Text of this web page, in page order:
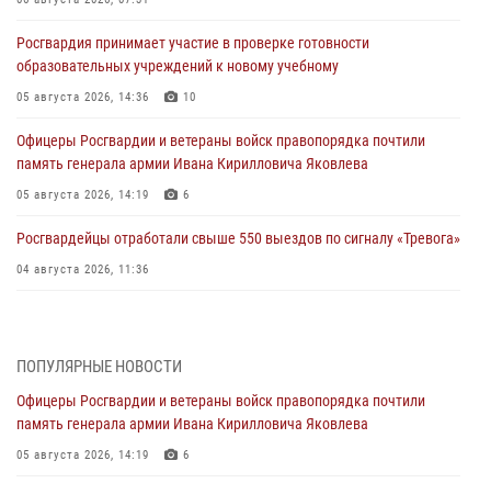
Росгвардия принимает участие в проверке готовности
образовательных учреждений к новому учебному
05 августа 2026, 14:36 10
Офицеры Росгвардии и ветераны войск правопорядка почтили
память генерала армии Ивана Кирилловича Яковлева
05 августа 2026, 14:19 6
Росгвардейцы отработали свыше 550 выездов по сигналу «Тревога»
04 августа 2026, 11:36
04 августа 2026, 09:05
Росгвардия обеспечила безопасность граждан на праздновании
Дня ВДВ в Липецке
03 августа 2026, 13:43
ПОПУЛЯРНЫЕ НОВОСТИ
Офицеры Росгвардии и ветераны войск правопорядка почтили
память генерала армии Ивана Кирилловича Яковлева
05 августа 2026, 14:19 6